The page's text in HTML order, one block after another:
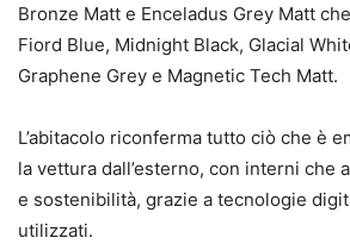
Bronze Matt e Enceladus Grey Matt
Fiord Blue, Midnight Black, Glacial
Graphene Grey e Magnetic Tech Matt.
L’abitacolo riconferma tutto ciò che è
la vettura dall’esterno, con interni che
e sostenibilità, grazie a tecnologie
utilizzati.